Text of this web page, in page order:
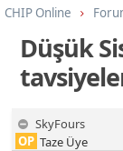
CHIP Online
Düşük
SkyFours
OP Taze Üye